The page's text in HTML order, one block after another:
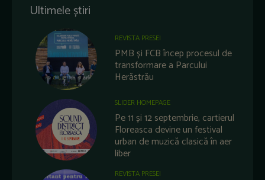
Ultimele știri
REVISTA PRESEI
PMB și FCB încep procesul de
transformare a Parcului
Herăstrău
SLIDER HOMEPAGE
Pe 11 și 12 septembrie, cartierul
Floreasca devine un festival
urban de muzică clasică în aer
liber
REVISTA PRESEI